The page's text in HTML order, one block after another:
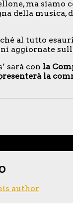
ma siamo
della musica,
al tutto
aggiornate
sarà con la
la
author